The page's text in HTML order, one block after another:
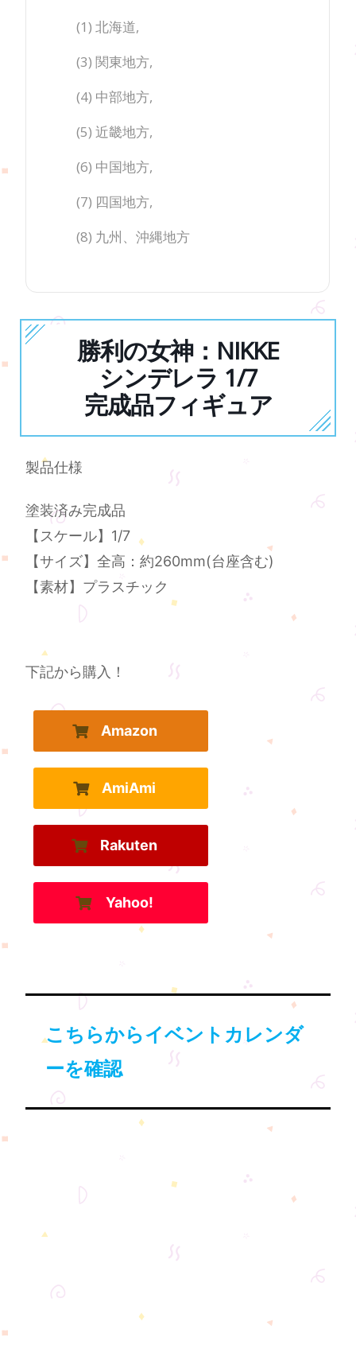
(1) 北海道,
(3) 関東地方,
(4) 中部地方,
(5) 近畿地方,
(6) 中国地方,
(7) 四国地方,
(8) 九州、沖縄地方
勝利の女神：NIKKE
シンデレラ 1/7
完成品フィギュア
製品仕様
塗装済み完成品
【スケール】1/7
【サイズ】全高：約260mm(台座含む)
【素材】プラスチック
下記から購入！
Amazon
AmiAmi
Rakuten
Yahoo!
こちらからイベントカレンダ
ーを確認